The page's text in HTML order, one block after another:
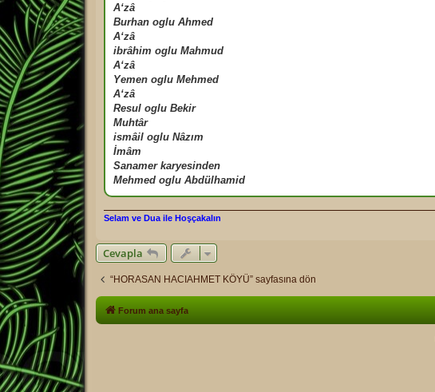
A‘zâ
Burhan oglu Ahmed
A‘zâ
ibrâhim oglu Mahmud
A‘zâ
Yemen oglu Mehmed
A‘zâ
Resul oglu Bekir
Muhtâr
ismâil oglu Nâzım
İmâm
Sanamer karyesinden
Mehmed oglu Abdülhamid
Selam ve Dua ile Hoşçakalın
Cevapla
“HORASAN HACIAHMET KÖYÜ” sayfasına dön
Forum ana sayfa